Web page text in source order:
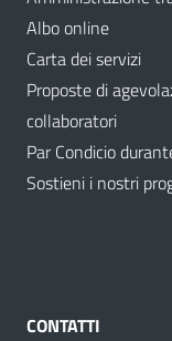
Albo online
Carta dei servizi
Proposte di
collaboratori
Par Condicio
Sostieni i nostri
CONTATTI